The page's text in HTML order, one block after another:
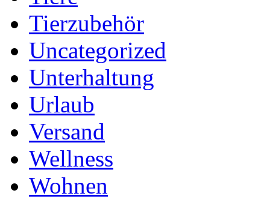
Tierzubehör
Uncategorized
Unterhaltung
Urlaub
Versand
Wellness
Wohnen